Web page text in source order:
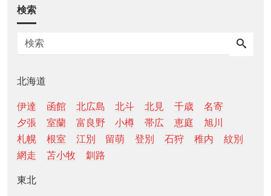
検索
北海道
伊達 函館 北広島 北斗 北見 千歳
名寄
夕張
室蘭 富良野 小樽 帯広 恵庭
旭川
札幌
根室 江別 留萌 登別 石狩 稚内
紋別
網走
苫小牧 釧路
東北